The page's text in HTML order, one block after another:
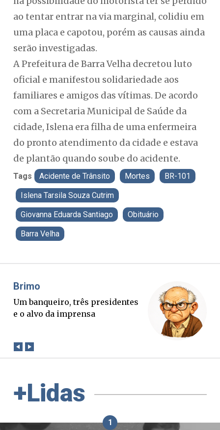
ao tentar entrar na via marginal, colidiu em
uma placa e capotou, porém as causas ainda
serão investigadas.
A Prefeitura de Barra Velha decretou luto
oficial e manifestou solidariedade aos
familiares e amigos das vítimas. De acordo
com a Secretaria Municipal de Saúde da
cidade, Islena era filha de uma enfermeira
do pronto atendimento da cidade e estava
de plantão quando soube do acidente.
Tags Acidente de Trânsito Mortes BR-101
Islena Tarsila Souza Cutrim
Giovanna Eduarda Santiago Obituário
Barra Velha
O Boato corre mais rápido que a
verdade. Mas quem paga a
+Lidas
1